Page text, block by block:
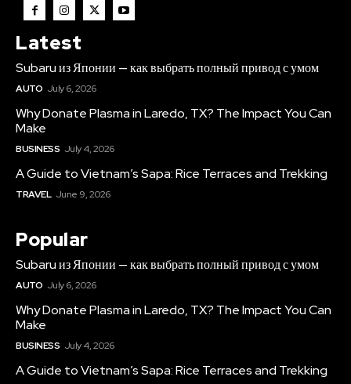
Latest
Subaru из Японии — как выбрать полный привод с умом
AUTO July 6, 2026
Why Donate Plasma in Laredo, TX? The Impact You Can
Make
BUSINESS July 4, 2026
A Guide to Vietnam’s Sapa: Rice Terraces and Trekking
TRAVEL June 9, 2026
Popular
Subaru из Японии — как выбрать полный привод с умом
AUTO July 6, 2026
Why Donate Plasma in Laredo, TX? The Impact You Can
Make
BUSINESS July 4, 2026
A Guide to Vietnam’s Sapa: Rice Terraces and Trekking